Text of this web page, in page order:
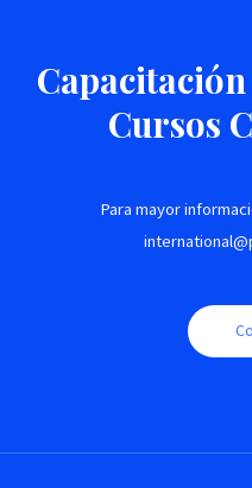
Cursos
Para mayor